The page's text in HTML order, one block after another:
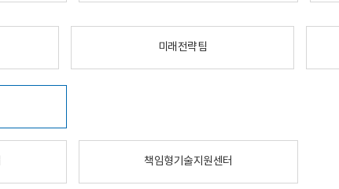
미래전략팀
책임형기술지원센터